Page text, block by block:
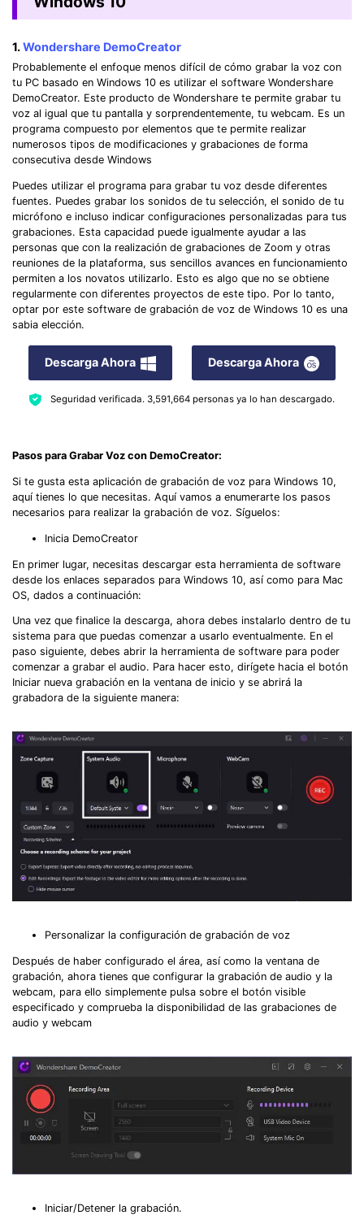
1.Wondershare DemoCreator
Probablemente el enfoque menos difícil de cómo grabar la voz con
tu PC basado en Windows 10 es utilizar el software Wondershare
DemoCreator. Este producto de Wondershare te permite grabar tu
voz al igual que tu pantalla y sorprendentemente, tu webcam. Es un
programa compuesto por elementos que te permite realizar
numerosos tipos de modificaciones y grabaciones de forma
consecutiva desde Windows
Puedes utilizar el programa para grabar tu voz desde diferentes
fuentes. Puedes grabar los sonidos de tu selección, el sonido de tu
micrófono e incluso indicar configuraciones personalizadas para tus
grabaciones. Esta capacidad puede igualmente ayudar a las
personas que con la realización de grabaciones de Zoom y otras
reuniones de la plataforma, sus sencillos avances en funcionamiento
permiten a los novatos utilizarlo. Esto es algo que no se obtiene
regularmente con diferentes proyectos de este tipo. Por lo tanto,
optar por este software de grabación de voz de Windows 10 es una
sabia elección.
Descarga Ahora Descarga Ahora
Seguridad verificada. 3,591,664personas ya lo han descargado.
Pasos para Grabar Voz con DemoCreator:
Si te gusta esta aplicación de grabación de voz para Windows 10,
aquí tienes lo que necesitas. Aquí vamos a enumerarte los pasos
necesarios para realizar la grabación de voz. Síguelos:
Inicia DemoCreator
En primer lugar, necesitas descargar esta herramienta de software
desde los enlaces separados para Windows 10, así como para Mac
OS, dados a continuación:
Una vez que finalice la descarga, ahora debes instalarlo dentro de tu
sistema para que puedas comenzar a usarlo eventualmente. En el
paso siguiente, debes abrir la herramienta de software para poder
comenzar a grabar el audio. Para hacer esto, dirígete hacia el botón
Iniciar nueva grabación en la ventana de inicio y se abrirá la
grabadora de la siguiente manera:
Personalizar la configuración de grabación de voz
Después de haber configurado el área, así como la ventana de
grabación, ahora tienes que configurar la grabación de audio y la
webcam, para ello simplemente pulsa sobre el botón visible
especificado y comprueba la disponibilidad de las grabaciones de
audio y webcam
Iniciar/Detener la grabación.